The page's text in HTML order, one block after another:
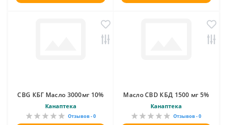
CBG КБГ Масло 3000мг 10%
Канаптека
Отзывов - 0
Масло CBD КБД 1500 мг 5%
Канаптека
Отзывов - 0